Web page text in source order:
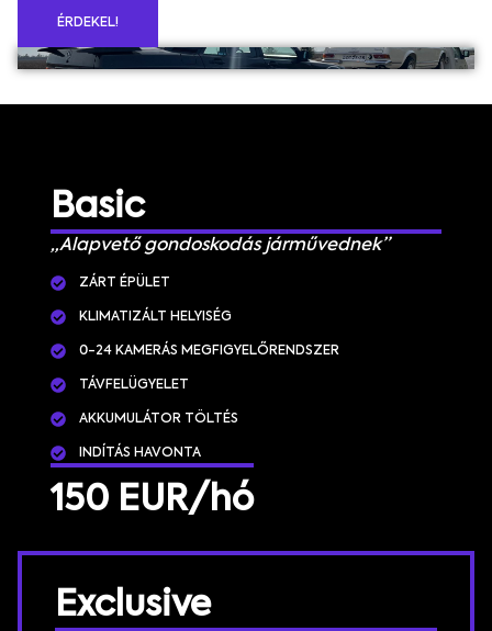
ÉRDEKEL!
Basic
„Alapvető gondoskodás járművednek”
ZÁRT ÉPÜLET
KLIMATIZÁLT HELYISÉG
0-24 KAMERÁS MEGFIGYELŐRENDSZER
TÁVFELÜGYELET
AKKUMULÁTOR TÖLTÉS
INDÍTÁS HAVONTA
150 EUR/hó
Exclusive